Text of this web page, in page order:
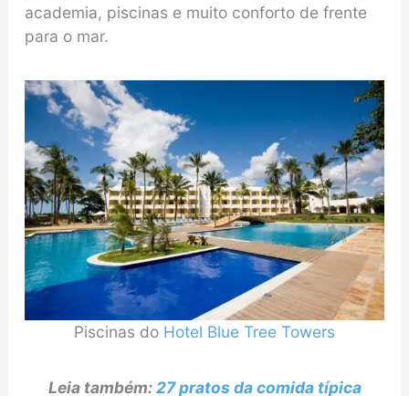
academia, piscinas e muito conforto de frente
para o mar.
Piscinas do Hotel Blue Tree Towers
Leia também:27 pratos da comida típica